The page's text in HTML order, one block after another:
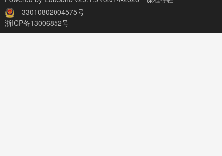
33010802004575号
浙ICP备13006852号